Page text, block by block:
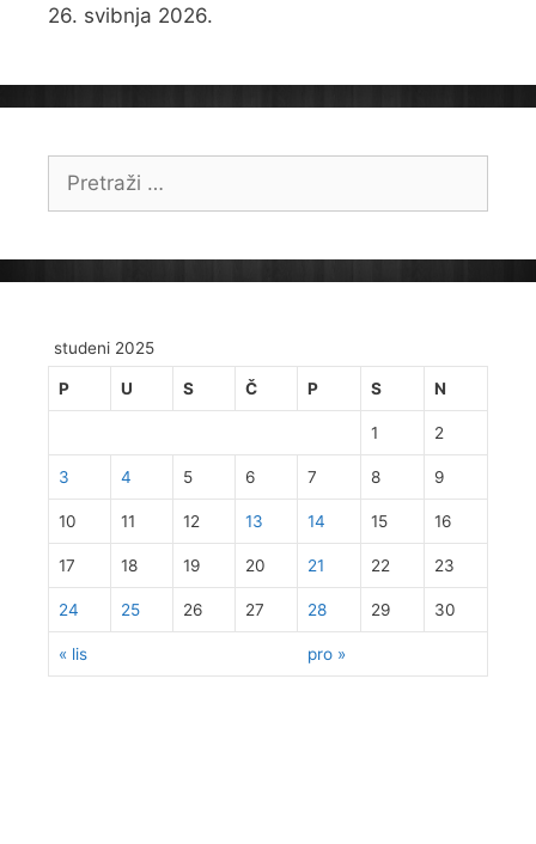
26. svibnja 2026.
Pretraži:
studeni 2025
P U S Č P S N
« lis pro »
1 2
3 4 5 6 7 8 9
10 11 12 13 14 15 16
17 18 19 20 21 22 23
24 25 26 27 28 29 30